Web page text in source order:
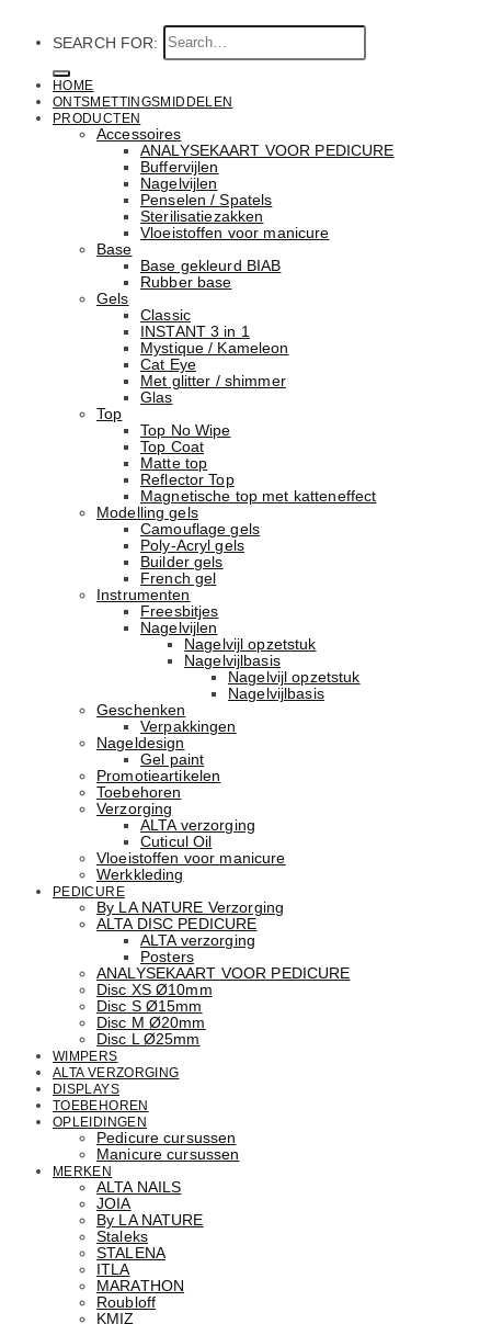
SEARCH FOR:
HOME
ONTSMETTINGSMIDDELEN
PRODUCTEN
Accessoires
ANALYSEKAART VOOR PEDICURE
Buffervijlen
Nagelvijlen
Penselen / Spatels
Sterilisatiezakken
Vloeistoffen voor manicure
Base
Basе gekleurd BIAB
Rubber basе
Gels
Classic
INSTANT 3 in 1
Mystique / Kameleon
Cat Eye
Met glitter / shimmer
Glas
Top
Top No Wipe
Top Coat
Matte top
Reflector Top
Magnetische top met katteneffect
Modelling gels
Camouflage gels
Poly-Acryl gels
Builder gels
French gel
Instrumenten
Freesbitjes
Nagelvijlen
Nagelvijl opzetstuk
Nagelvijlbasis
Nagelvijl opzetstuk
Nagelvijlbasis
Geschenken
Verpakkingen
Nageldesign
Gel paint
Promotieartikelen
Toebehoren
Verzorging
ALTA verzorging
Cuticul Oil
Vloeistoffen voor manicure
Werkkleding
PEDICURE
By LA NATURE Verzorging
ALTA DISC PEDICURE
ALTA verzorging
Posters
ANALYSEKAART VOOR PEDICURE
Disc XS Ø10mm
Disc S Ø15mm
Disc M Ø20mm
Disc L Ø25mm
WIMPERS
ALTA VERZORGING
DISPLAYS
TOEBEHOREN
OPLEIDINGEN
Pedicure cursussen
Manicure cursussen
MERKEN
ALTA NAILS
JOIA
By LA NATURE
Staleks
STALENA
ITLA
MARATHON
Roubloff
KMIZ